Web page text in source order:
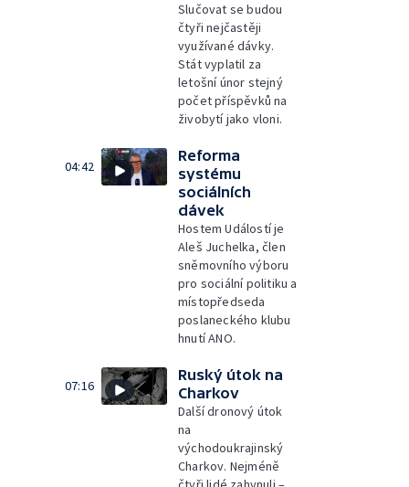
Slučovat se budou
čtyři nejčastěji
využívané dávky.
Stát vyplatil za
letošní únor stejný
počet příspěvků na
živobytí jako vloni.
04:42
Reforma
systému
sociálních
dávek
Hostem Událostí je
Aleš Juchelka, člen
sněmovního výboru
pro sociální politiku a
místopředseda
poslaneckého klubu
hnutí ANO.
07:16
Ruský útok na
Charkov
Další dronový útok
na
východoukrajinský
Charkov. Nejméně